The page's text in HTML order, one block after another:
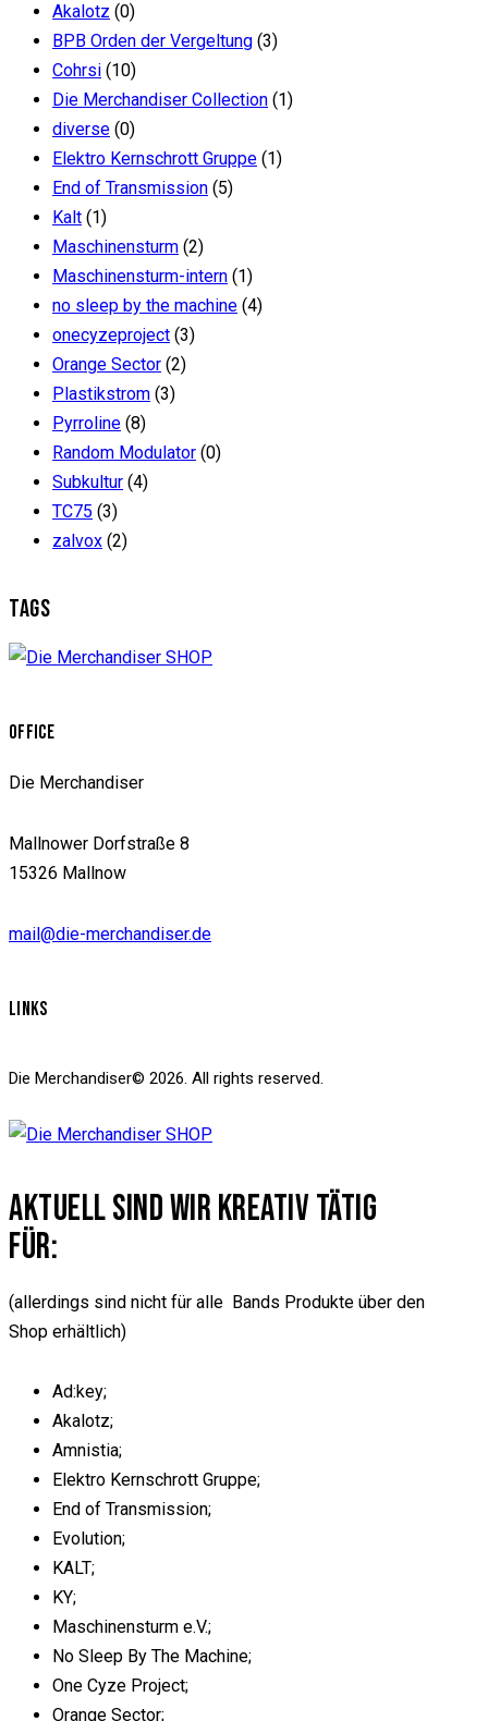
Akalotz (0)
BPB Orden der Vergeltung (3)
Cohrsi (10)
Die Merchandiser Collection (1)
diverse (0)
Elektro Kernschrott Gruppe (1)
End of Transmission (5)
Kalt (1)
Maschinensturm (2)
Maschinensturm-intern (1)
no sleep by the machine (4)
onecyzeproject (3)
Orange Sector (2)
Plastikstrom (3)
Pyrroline (8)
Random Modulator (0)
Subkultur (4)
TC75 (3)
zalvox (2)
TAGS
OFFICE
Die Merchandiser
Mallnower Dorfstraße 8
15326 Mallnow
mail@die-merchandiser.de
LINKS
Die Merchandiser© 2026. All rights reserved.
AKTUELL SIND WIR KREATIV TÄTIG
FÜR:
(allerdings sind nicht für alle Bands Produkte über den
Shop erhältlich)
Ad:key;
Akalotz;
Amnistia;
Elektro Kernschrott Gruppe;
End of Transmission;
Evolution;
KALT;
KY;
Maschinensturm e.V.;
No Sleep By The Machine;
One Cyze Project;
Orange Sector;